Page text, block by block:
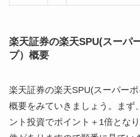
楽天証券の楽天SPU(スーパ
プ）概要
楽天証券の楽天SPU(スーパー
概要をみていきましょう。まず
ント投資でポイント＋1倍とな